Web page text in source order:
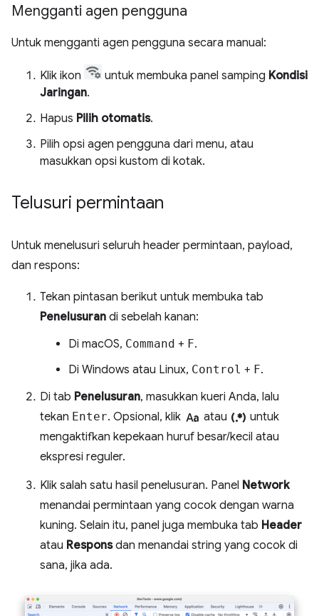
Mengganti agen pengguna
Untuk mengganti agen pengguna secara manual:
Klik ikon untuk membuka panel samping Kondisi
Jaringan.
Hapus Pilih otomatis.
Pilih opsi agen pengguna dari menu, atau
masukkan opsi kustom di kotak.
Telusuri permintaan
Untuk menelusuri seluruh header permintaan, payload,
dan respons:
Tekan pintasan berikut untuk membuka tab
Penelusuran di sebelah kanan:
Di macOS, Command + F.
Di Windows atau Linux, Control + F.
Di tab Penelusuran, masukkan kueri Anda, lalu
tekan Enter. Opsional, klik match_case atau regular_expression untuk
mengaktifkan kepekaan huruf besar/kecil atau
ekspresi reguler.
Klik salah satu hasil penelusuran. Panel Network
menandai permintaan yang cocok dengan warna
kuning. Selain itu, panel juga membuka tab Header
atau Responsdan menandai string yang cocok di
sana, jika ada.